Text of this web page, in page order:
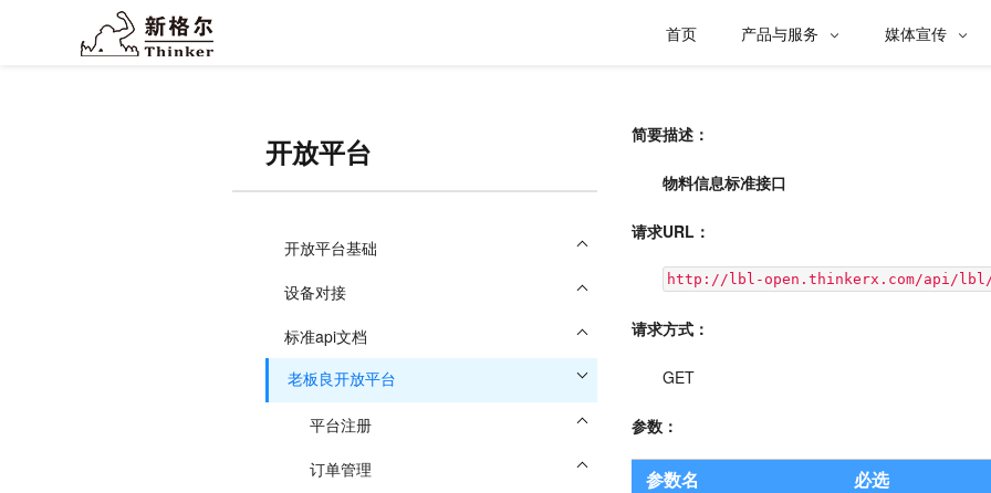
首页 产品与服务  媒体宣传 
开放平台
开放平台基础
设备对接
标准api文档
老板良开放平台
平台注册
订单管理
简要描述：
物料信息标准接口
请求URL：
http://lbl-open.thinkerx.com/api/lbl/
请求方式：
GET
参数：
参数名 必选